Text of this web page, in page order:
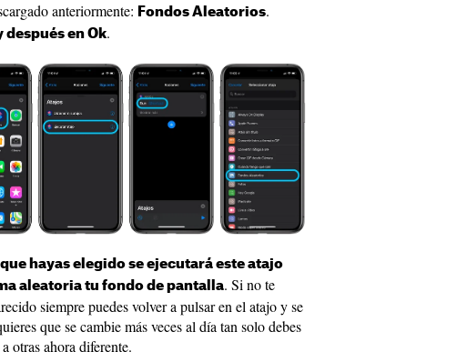
anteriormente: Fondos Aleatorios.
después en Ok.
hayas elegido se ejecutará este atajo
aleatoria tu fondo de pantalla. Si no te
siempre puedes volver a pulsar en el atajo y se
que se cambie más veces al día tan solo debes
otras ahora diferente.